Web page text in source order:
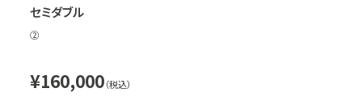
セミダブル
②
¥160,000（税込）